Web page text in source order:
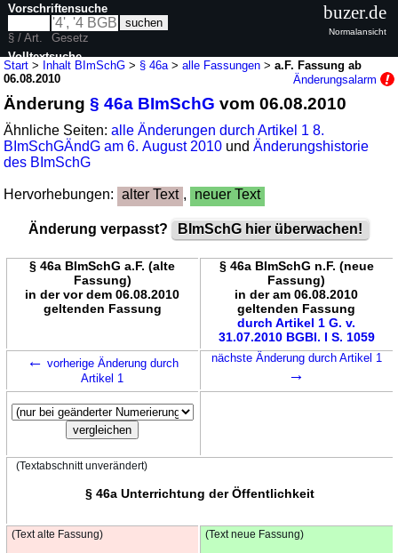
Start > Inhalt BImSchG > § 46a >alle Fassungen >a.F. Fassung ab
06.08.2010
Änderungsalarm
Änderung§ 46a BImSchG vom 06.08.2010
Ähnliche Seiten:alle Änderungen durch Artikel 1 8.
BImSchGÄndG am 6. August 2010 undÄnderungshistorie
des BImSchG
Hervorhebungen: alter Text , neuer Text
Änderung verpasst? BImSchG hier überwachen!
§ 46a BImSchG a.F. (alte
Fassung)
in der vor dem 06.08.2010
geltenden Fassung
§ 46a BImSchG n.F. (neue
Fassung)
in der am 06.08.2010
geltenden Fassung
durch Artikel 1 G. v.
31.07.2010 BGBl. I S. 1059
← vorherige Änderung durch
Artikel 1
nächste Änderung durch Artikel 1
→
(Textabschnitt unverändert)
§ 46a Unterrichtung der Öffentlichkeit
(Text alte Fassung) (Text neue Fassung)
Vorschriftensuche
§ / Art.
Gesetz
Volltextsuche
buzer.de
Normalansicht